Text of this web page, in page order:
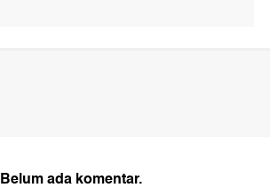
Belum ada komentar.